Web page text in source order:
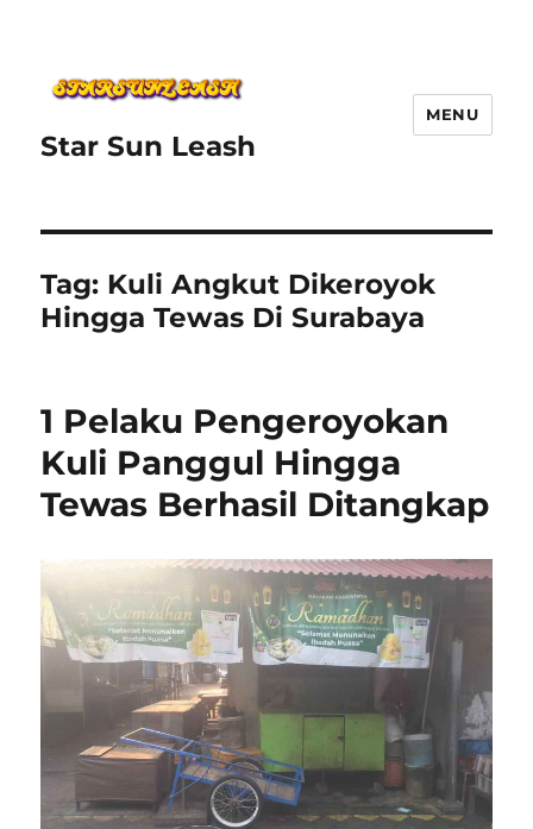
Star Sun Leash
MENU
Tag: Kuli Angkut Dikeroyok
Hingga Tewas Di Surabaya
1 Pelaku Pengeroyokan
Kuli Panggul Hingga
Tewas Berhasil Ditangkap